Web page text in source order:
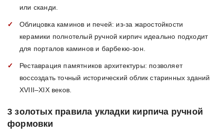
или сканди.
Облицовка каминов и печей: из-за жаростойкости
керамики полнотелый ручной кирпич идеально подходит
для порталов каминов и барбекю-зон.
Реставрация памятников архитектуры: позволяет
воссоздать точный исторический облик старинных зданий
XVIII–XIX веков.
3 золотых правила укладки кирпича ручной
формовки